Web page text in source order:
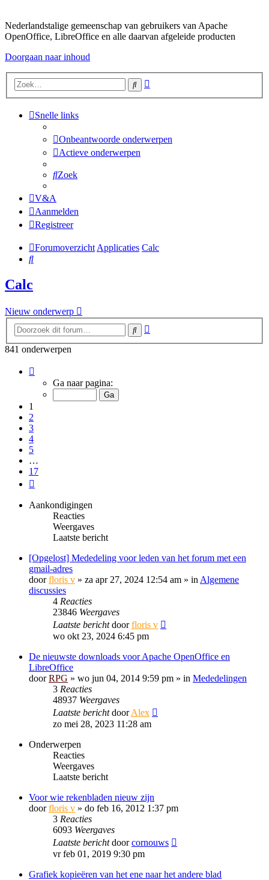
Nederlandstalige gemeenschap van gebruikers van Apache
OpenOffice, LibreOffice en alle daarvan afgeleide producten
Doorgaan naar inhoud
Zoek
Snelle links
Onbeantwoorde onderwerpen
Actieve onderwerpen
Zoek
V&A
Aanmelden
Registreer
Forumoverzicht Applicaties Calc
Zoek
Calc
Nieuw onderwerp
Zoek
841 onderwerpen
van
Ga naar pagina:
1
2
3
4
5
…
17
Aankondigingen
Reacties
Weergaves
Laatste bericht
[Opgelost] Mededeling voor leden van het forum met een
gmail-adres
doorfloris v » za apr 27, 2024 12:54 am » in Algemene
discussies
4 Reacties
23846 Weergaves
Laatste berichtdoorfloris v
wo okt 23, 2024 6:45 pm
De nieuwste downloads voor Apache OpenOffice en
LibreOffice
doorRPG » wo jun 04, 2014 9:59 pm » in Mededelingen
3 Reacties
48937 Weergaves
Laatste berichtdoorAlex
zo mei 28, 2023 11:28 am
Onderwerpen
Reacties
Weergaves
Laatste bericht
Voor wie rekenbladen nieuw zijn
doorfloris v » do feb 16, 2012 1:37 pm
3 Reacties
6093 Weergaves
Laatste berichtdoorcornouws
vr feb 01, 2019 9:30 pm
Grafiek kopieëren van het ene naar het andere blad